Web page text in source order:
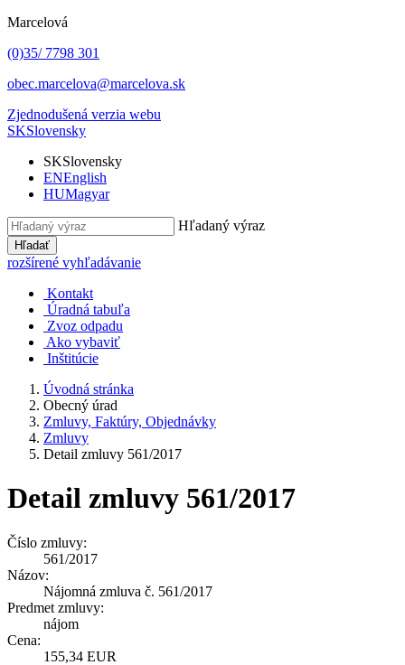
Marcelová
(0)35/ 7798 301
obec.marcelova@marcelova.sk
Zjednodušená verzia webu
SKSlovensky
SKSlovensky
ENEnglish
HUMagyar
Hľadaný výraz
Hľadať
rozšírené vyhľadávanie
Kontakt
Úradná tabuľa
Zvoz odpadu
Ako vybaviť
Inštitúcie
Úvodná stránka
Obecný úrad
Zmluvy, Faktúry, Objednávky
Zmluvy
Detail zmluvy 561/2017
Detail zmluvy 561/2017
Číslo zmluvy:
561/2017
Názov:
Nájomná zmluva č. 561/2017
Predmet zmluvy:
nájom
Cena:
155,34 EUR